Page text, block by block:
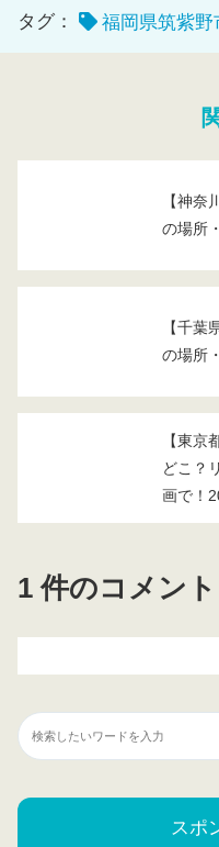
タグ：
福岡県筑紫
【神奈
の場所
【千葉
の場所
【東京
どこ？
画で！
1 件のコメント
スポ